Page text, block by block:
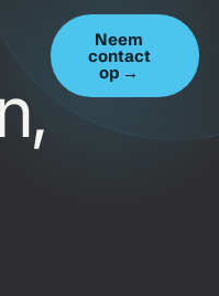
Neem
contact
op →